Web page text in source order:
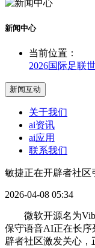
新闻中心
当前位置：
2026国际足联
新闻互动
关于我们
ai资讯
ai应用
联系我们
敏捷正在开辟者社区
2026-04-08 05:34
微软开源名为
保守语音AI正在长序
辟者社区激发关心，